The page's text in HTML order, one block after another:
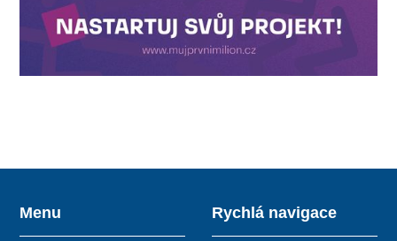
Menu Rychlá navigace